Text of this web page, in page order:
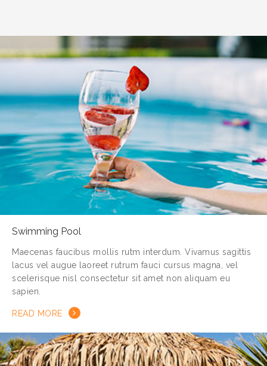
Swimming Pool
Maecenas faucibus mollis rutm interdum. Vivamus sagittis
lacus vel augue laoreet rutrum fauci cursus magna, vel
scelerisque nisl consectetur sit amet non aliquam eu
sapien.
READ MORE